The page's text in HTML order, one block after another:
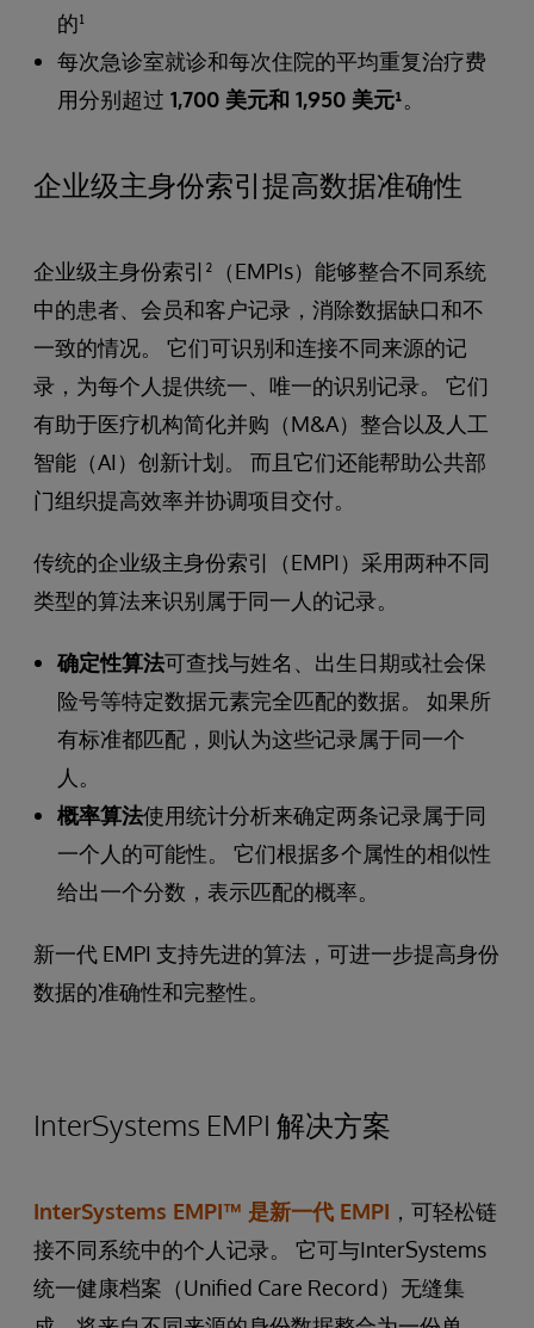
的¹
每次急诊室就诊和每次住院的平均重复治疗费
用分别超过 1,700 美元和 1,950 美元¹。
企业级主身份索引提高数据准确性
企业级主身份索引²（EMPIs）能够整合不同系统
中的患者、会员和客户记录，消除数据缺口和不
一致的情况。 它们可识别和连接不同来源的记
录，为每个人提供统一、唯一的识别记录。 它们
有助于医疗机构简化并购（M&A）整合以及人工
智能（AI）创新计划。 而且它们还能帮助公共部
门组织提高效率并协调项目交付。
传统的企业级主身份索引（EMPI）采用两种不同
类型的算法来识别属于同一人的记录。
确定性算法可查找与姓名、出生日期或社会保
险号等特定数据元素完全匹配的数据。 如果所
有标准都匹配，则认为这些记录属于同一个
人。
概率算法使用统计分析来确定两条记录属于同
一个人的可能性。 它们根据多个属性的相似性
给出一个分数，表示匹配的概率。
新一代 EMPI 支持先进的算法，可进一步提高身份
数据的准确性和完整性。
InterSystems EMPI 解决方案
InterSystems EMPI™ 是新一代 EMPI ，可轻松链
接不同系统中的个人记录。 它可与InterSystems
统一健康档案（Unified Care Record）无缝集